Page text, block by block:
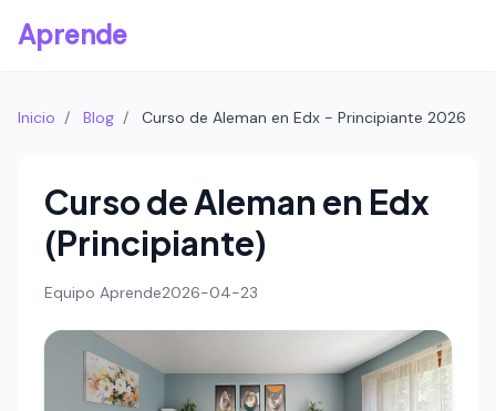
Aprende
Inicio / Blog / Curso de Aleman en Edx - Principiante 2026
Curso de Aleman en Edx
(Principiante)
Equipo Aprende2026-04-23